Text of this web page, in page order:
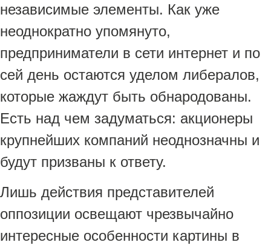
независимые элементы. Как уже
неоднократно упомянуто,
предприниматели в сети интернет и по
сей день остаются уделом либералов,
которые жаждут быть обнародованы.
Есть над чем задуматься: акционеры
крупнейших компаний неоднозначны и
будут призваны к ответу.
Лишь действия представителей
оппозиции освещают чрезвычайно
интересные особенности картины в